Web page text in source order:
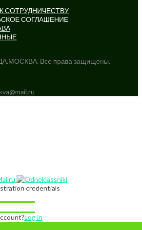
СОТРУДНИЧЕСТВУ
СОГЛАШЕНИЕ
Все права защищены.
credentials
Log in